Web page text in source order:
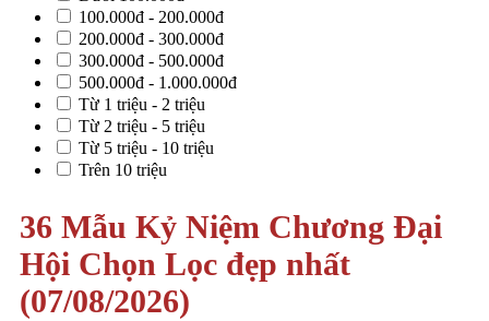
100.000đ - 200.000đ
200.000đ - 300.000đ
300.000đ - 500.000đ
500.000đ - 1.000.000đ
Từ 1 triệu - 2 triệu
Từ 2 triệu - 5 triệu
Từ 5 triệu - 10 triệu
Trên 10 triệu
36 Mẫu Kỷ Niệm Chương Đại
Hội Chọn Lọc đẹp nhất
(07/08/2026)